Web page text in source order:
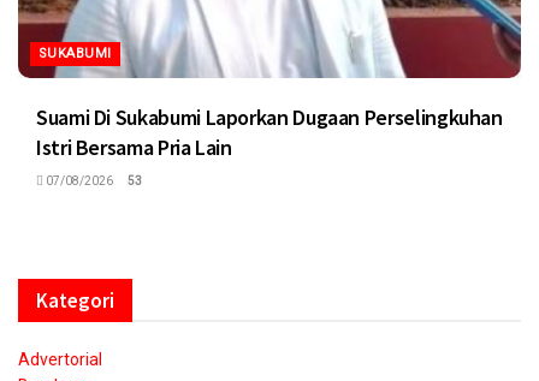
SUKABUMI
Suami Di Sukabumi Laporkan Dugaan Perselingkuhan
Istri Bersama Pria Lain
07/08/2026 53
Kategori
Advertorial